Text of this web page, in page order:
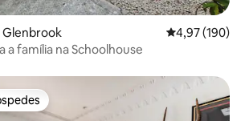
Glenbrook 4,97 de uma
4,97 (190)
a família na Schoolhouse